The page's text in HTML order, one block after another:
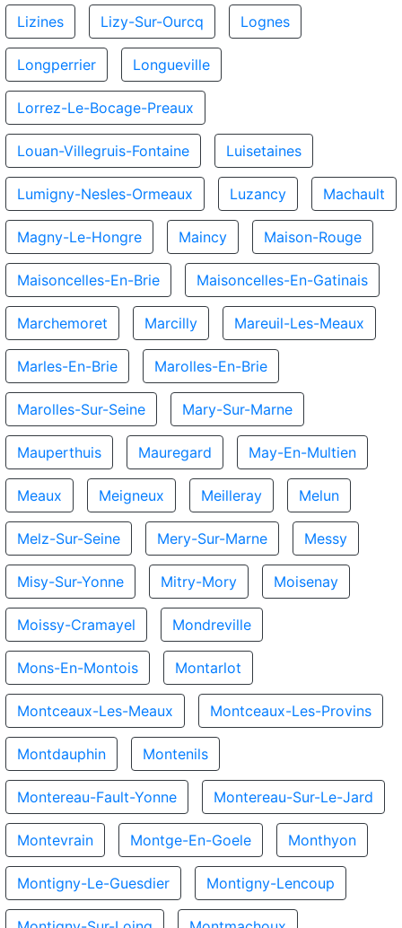
Lizines Lizy-Sur-Ourcq Lognes
Longperrier Longueville
Lorrez-Le-Bocage-Preaux
Louan-Villegruis-Fontaine Luisetaines
Lumigny-Nesles-Ormeaux Luzancy Machault
Magny-Le-Hongre Maincy Maison-Rouge
Maisoncelles-En-Brie Maisoncelles-En-Gatinais
Marchemoret Marcilly Mareuil-Les-Meaux
Marles-En-Brie Marolles-En-Brie
Marolles-Sur-Seine Mary-Sur-Marne
Mauperthuis Mauregard May-En-Multien
Meaux Meigneux Meilleray Melun
Melz-Sur-Seine Mery-Sur-Marne Messy
Misy-Sur-Yonne Mitry-Mory Moisenay
Moissy-Cramayel Mondreville
Mons-En-Montois Montarlot
Montceaux-Les-Meaux Montceaux-Les-Provins
Montdauphin Montenils
Montereau-Fault-Yonne Montereau-Sur-Le-Jard
Montevrain Montge-En-Goele Monthyon
Montigny-Le-Guesdier Montigny-Lencoup